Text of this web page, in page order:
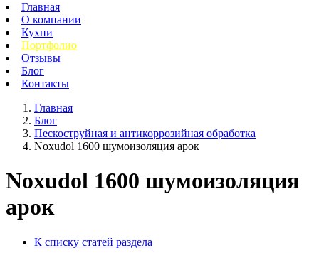
Главная
О компании
Кухни
Портфолио
Отзывы
Блог
Контакты
Главная
Блог
Пескоструйная и антикоррозийная обработка
Noxudol 1600 шумоизоляция арок
Noxudol 1600 шумоизоляция
арок
К списку статей раздела